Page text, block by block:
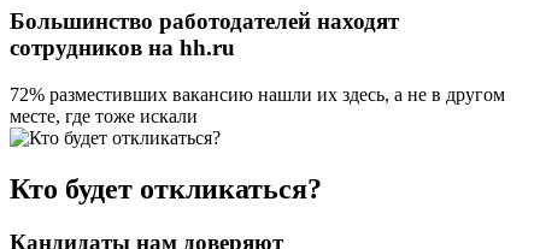
Большинство работодателей находят
сотрудников на hh.ru
72% разместивших вакансию нашли их здесь, а не в другом
месте, где тоже искали
Кто будет откликаться?
Кандидаты нам доверяют